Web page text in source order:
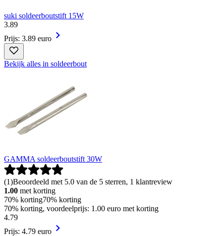
suki soldeerboutstift 15W
3.89
Prijs: 3.89 euro
Bekijk alles in soldeerbout
GAMMA soldeerboutstift 30W
(1)Beoordeeld met 5.0 van de 5 sterren, 1 klantreview
1.00 met korting
70% korting70% korting
70% korting, voordeelprijs: 1.00 euro met korting
4.79
Prijs: 4.79 euro